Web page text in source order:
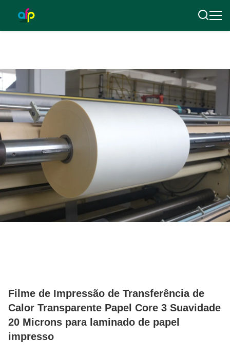
Filme de Impressão de Transferência de
Calor Transparente Papel Core 3 Suavidade
20 Microns para laminado de papel
impresso